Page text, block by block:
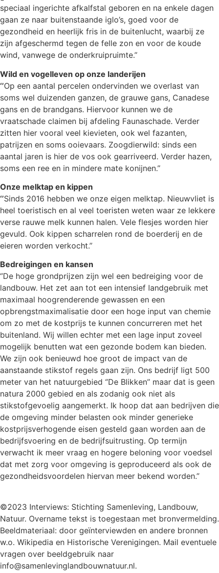
speciaal ingerichte afkalfstal geboren en na enkele dagen
gaan ze naar buitenstaande iglo’s, goed voor de
gezondheid en heerlijk fris in de buitenlucht, waarbij ze
zijn afgeschermd tegen de felle zon en voor de koude
wind, vanwege de onderkruipruimte.’’
Wild en vogelleven op onze landerijen
‘’Op een aantal percelen ondervinden we overlast van
soms wel duizenden ganzen, de grauwe gans, Canadese
gans en de brandgans. Hiervoor kunnen we de
vraatschade claimen bij afdeling Faunaschade. Verder
zitten hier vooral veel kievieten, ook wel fazanten,
patrijzen en soms ooievaars. Zoogdierwild: sinds een
aantal jaren is hier de vos ook gearriveerd. Verder hazen,
soms een ree en in mindere mate konijnen.’’
Onze melktap en kippen
‘’Sinds 2016 hebben we onze eigen melktap. Nieuwvliet is
heel toeristisch en al veel toeristen weten waar ze lekkere
verse rauwe melk kunnen halen. Vele flesjes worden hier
gevuld. Ook kippen scharrelen rond de boerderij en de
eieren worden verkocht.’’
Bedreigingen en kansen
‘’De hoge grondprijzen zijn wel een bedreiging voor de
landbouw. Het zet aan tot een intensief landgebruik met
maximaal hoogrenderende gewassen en een
opbrengstmaximalisatie door een hoge input van chemie
om zo met de kostprijs te kunnen concurreren met het
buitenland. Wij willen echter met een lage input zoveel
mogelijk benutten wat een gezonde bodem kan bieden.
We zijn ook benieuwd hoe groot de impact van de
aanstaande stikstof regels gaan zijn. Ons bedrijf ligt 500
meter van het natuurgebied ‘’De Blikken’’ maar dat is geen
natura 2000 gebied en als zodanig ook niet als
stikstofgevoelig aangemerkt. Ik hoop dat aan bedrijven die
de omgeving minder belasten ook minder generieke
kostprijsverhogende eisen gesteld gaan worden aan de
bedrijfsvoering en de bedrijfsuitrusting. Op termijn
verwacht ik meer vraag en hogere beloning voor voedsel
dat met zorg voor omgeving is geproduceerd als ook de
gezondheidsvoordelen hiervan meer bekend worden.’’
©2023 Interviews: Stichting Samenleving, Landbouw,
Natuur. Overname tekst is toegestaan met bronvermelding.
Beeldmateriaal: door geïnterviewden en andere bronnen
w.o. Wikipedia en Historische Verenigingen. Mail eventuele
vragen over beeldgebruik naar
info@samenlevinglandbouwnatuur.nl.